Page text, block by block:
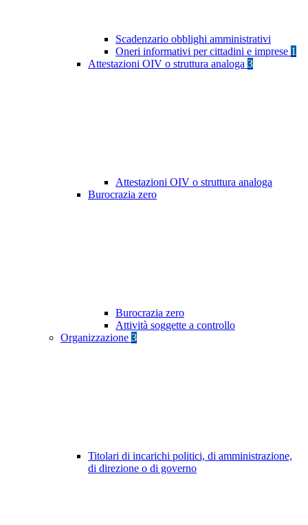
Scadenzario obblighi amministrativi
Oneri informativi per cittadini e imprese 1
Attestazioni OIV o struttura analoga 3
Attestazioni OIV o struttura analoga
Burocrazia zero
Burocrazia zero
Attività soggette a controllo
Organizzazione 3
Titolari di incarichi politici, di amministrazione,
di direzione o di governo